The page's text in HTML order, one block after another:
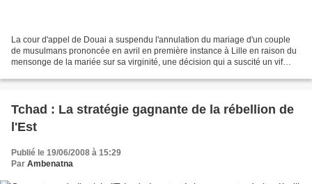
La cour d'appel de Douai a suspendu l'annulation du mariage d'un couple
de musulmans prononcée en avril en première instance à Lille en raison du
mensonge de la mariée sur sa virginité, une décision qui a suscité un vif
Tchad : La stratégie gagnante de la rébellion de
l'Est
Publié le 19/06/2008 à 15:29
Par Ambenatna